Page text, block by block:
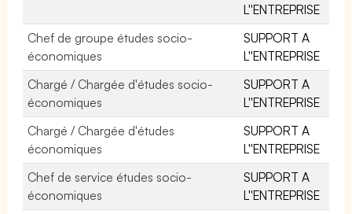
L''ENTREPRISE
Chef de groupe études socio-
économiques
SUPPORT A
L''ENTREPRISE
Chargé / Chargée d'études socio-
économiques
SUPPORT A
L''ENTREPRISE
Chargé / Chargée d'études
économiques
SUPPORT A
L''ENTREPRISE
Chef de service études socio-
économiques
SUPPORT A
L''ENTREPRISE